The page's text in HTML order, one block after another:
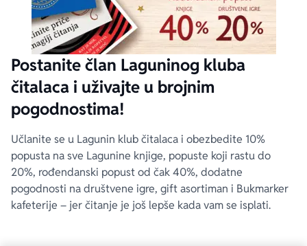
Postanite član Laguninog kluba
čitalaca i uživajte u brojnim
pogodnostima!
Učlanite se u Lagunin klub čitalaca i obezbedite 10%
popusta na sve Lagunine knjige, popuste koji rastu do
20%, rođendanski popust od čak 40%, dodatne
pogodnosti na društvene igre, gift asortiman i Bukmarker
kafeterije – jer čitanje je još lepše kada vam se isplati.